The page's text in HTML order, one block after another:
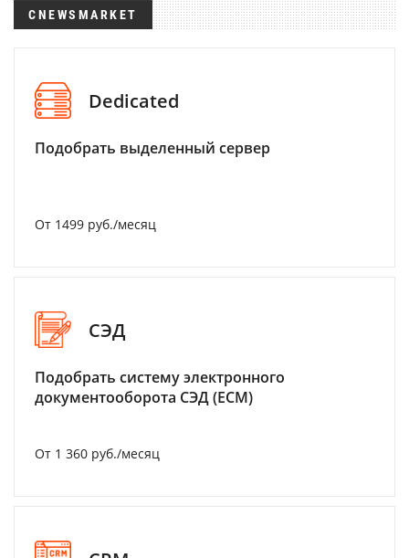
CNEWSMARKET
Dedicated
Подобрать выделенный сервер
От 1499 руб./месяц
СЭД
Подобрать систему электронного
документооборота СЭД (ECM)
От 1 360 руб./месяц